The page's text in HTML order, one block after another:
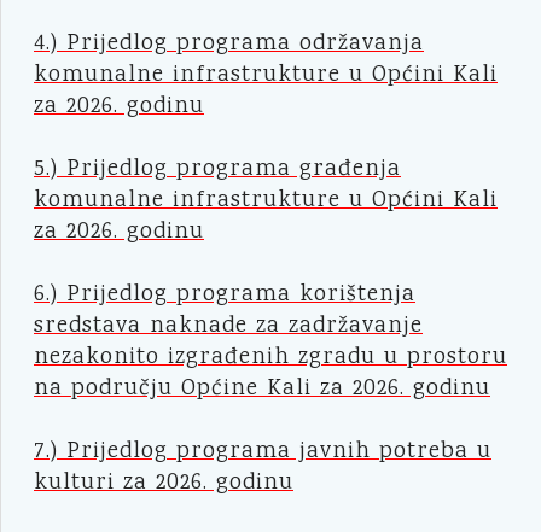
4.) Prijedlog programa održavanja
komunalne infrastrukture u Općini Kali
za 2026. godinu
5.) Prijedlog programa građenja
komunalne infrastrukture u Općini Kali
za 2026. godinu
6.) Prijedlog programa korištenja
sredstava naknade za zadržavanje
nezakonito izgrađenih zgradu u prostoru
na području Općine Kali za 2026. godinu
7.) Prijedlog programa javnih potreba u
kulturi za 2026. godinu